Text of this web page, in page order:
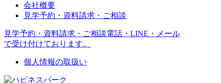
会社概要
見学予約・資料請求・ご相談
見学予約・資料請求・ご相談電話・LINE・メール
で受け付けております。
個人情報の取扱い